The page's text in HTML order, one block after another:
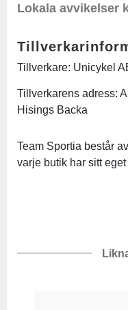
Lokala avvikelser
Tillverkare: Unicykel
Tillverkarens adress:
Hisings Backa
Team Sportia består
varje butik har sitt